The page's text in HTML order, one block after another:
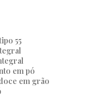
55
em pó
em grão